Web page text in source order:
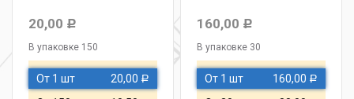
20,00 Р
В упаковке 150
От 1 шт 20,00 Р
160,00 Р
В упаковке 30
От 1 шт 160,00 Р